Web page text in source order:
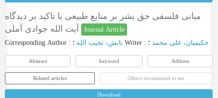
مبانی فلسفی حق بشر بر منابع طبیعی با تاکید بر دیدگاه
Journal Article
Corresponding Author : تابش، نجیب الله Writer : حکیمیان، علی محمد ؛
Abstract keyword Address
Related articles Others recommend to see
Download